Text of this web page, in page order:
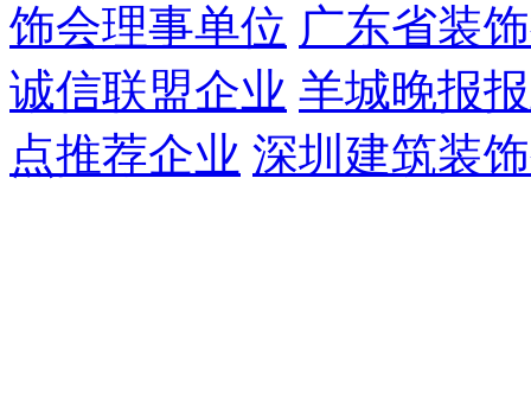
饰会理事单位 广东省装
诚信联盟企业 羊城晚报
点推荐企业 深圳建筑装